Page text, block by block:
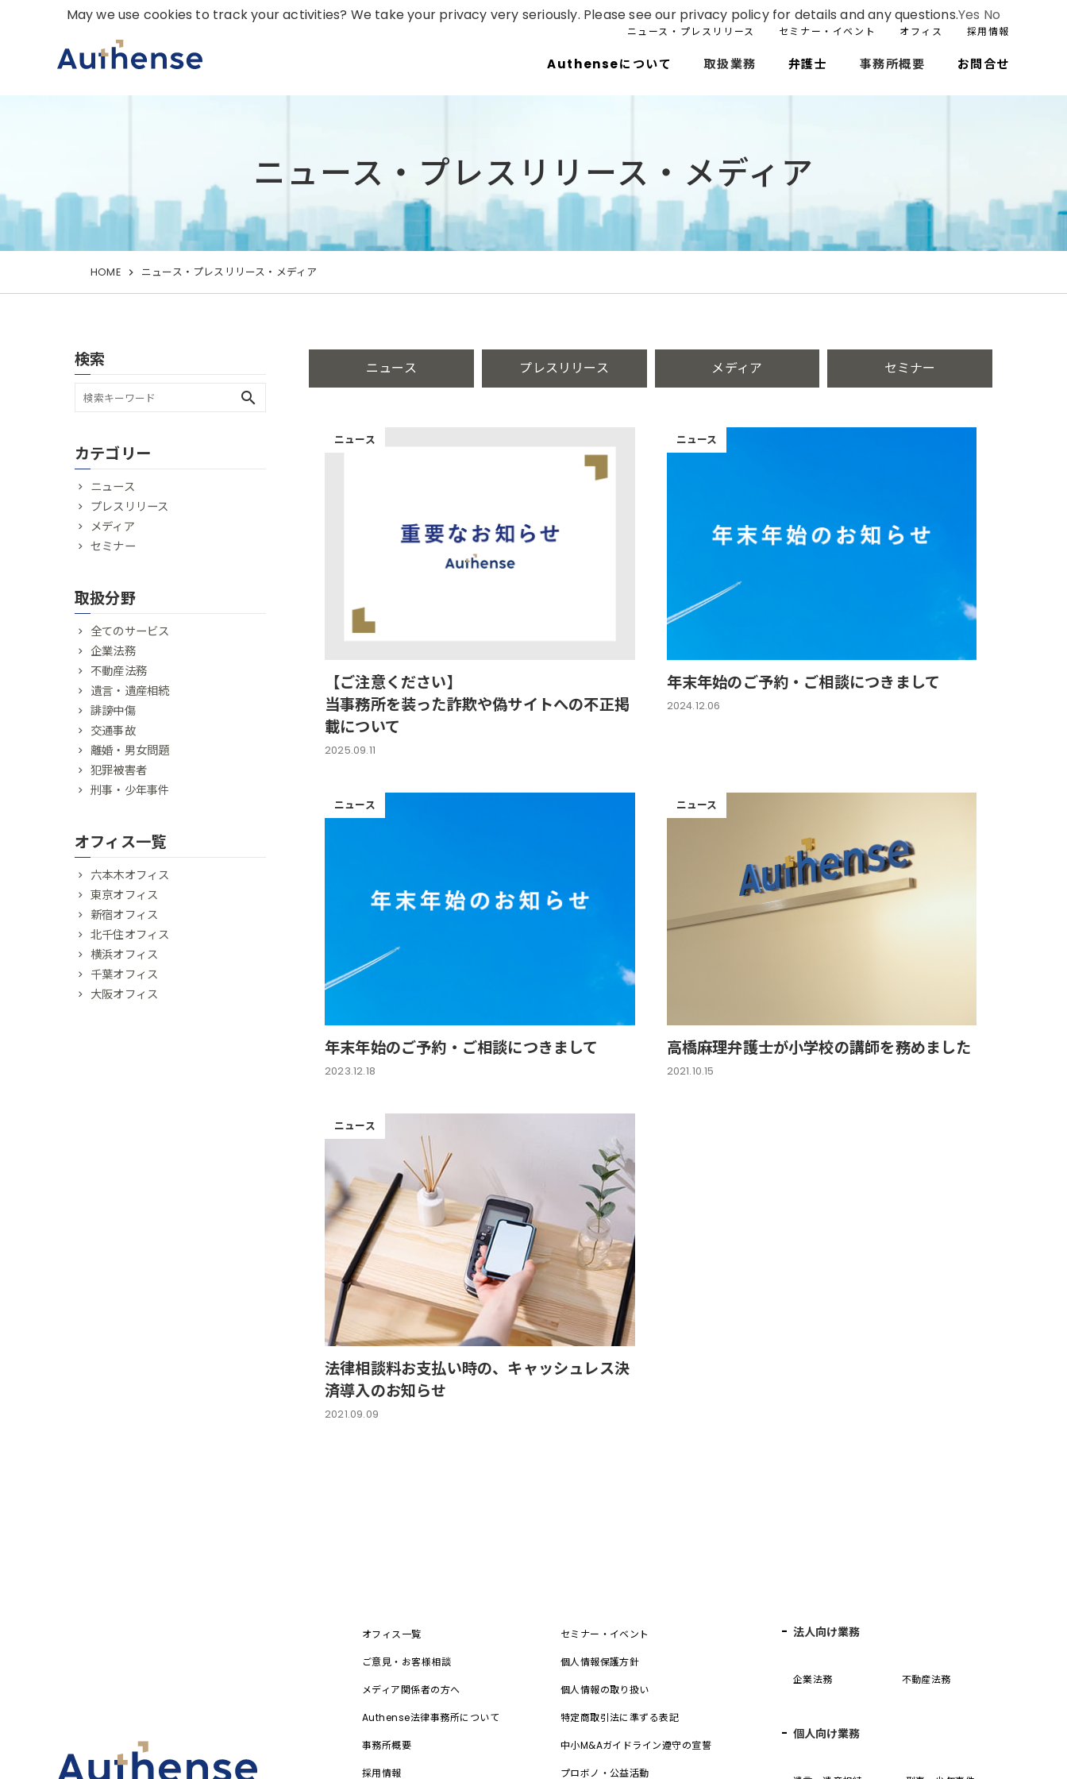
ニュース・プレスリリース セミナー・イベント オフィス 採用情報
Authenseについて 取扱業務 弁護士 事務所概要 お問合せ
ニュース・プレスリリース・メディア
HOME ニュース・プレスリリース・メディア
ニュース プレスリリース メディア セミナー
ニュース
【ご注意ください】
当事務所を装った詐欺や偽サイトへの不正掲
載について
2025.09.11
ニュース
年末年始のご予約・ご相談につきまして
2024.12.06
ニュース
年末年始のご予約・ご相談につきまして
2023.12.18
ニュース
高橋麻理弁護士が小学校の講師を務めました
2021.10.15
ニュース
法律相談料お支払い時の、キャッシュレス決
済導入のお知らせ
2021.09.09
検索
search
カテゴリー
ニュース
プレスリリース
メディア
セミナー
取扱分野
全てのサービス
企業法務
不動産法務
遺言・遺産相続
誹謗中傷
交通事故
離婚・男女問題
犯罪被害者
刑事・少年事件
オフィス一覧
六本木オフィス
東京オフィス
新宿オフィス
北千住オフィス
横浜オフィス
千葉オフィス
大阪オフィス
オフィス一覧
ご意見・お客様相談
メディア関係者の方へ
Authense法律事務所について
事務所概要
採用情報
セミナー・イベント
個人情報保護方針
個人情報の取り扱い
特定商取引法に準ずる表記
中小M&Aガイドライン遵守の宣誓
プロボノ・公益活動
法人向け業務
企業法務 不動産法務
個人向け業務
May we use cookies to track your activities? We take your privacy very seriously. Please see our privacy policy for details and any questions.Yes No